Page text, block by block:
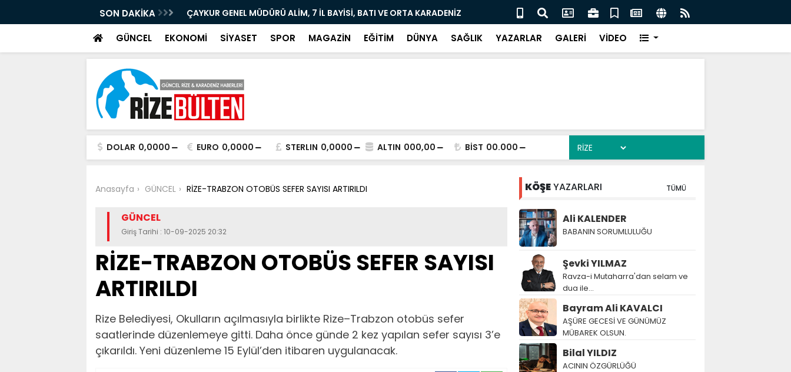
SON DAKİKA
ÇAYKUR GENEL MÜDÜRÜ ALİM, 7 İL BAYİSİ, BATI VE ORTA KARADENİZ
SAHA EKİBLERİYLE ORDU İLİNDE TOPLANDI
YENİDEN REFAH PARTİSİ RİZE İL BAŞKANLIĞI TEMMUZ AYI İL DİVAN
TOPLANTISINI GERÇEKLEŞTİRDİ
GÜNCEL EKONOMİ SİYASET SPOR MAGAZİN EĞİTİM DÜNYA SAĞLIK YAZARLAR GALERİ VİDEO
DOLAR 0,0000 EURO 0,0000 STERLIN 0,0000 ALTIN 000,00 BİST 00.000
Anasayfa GÜNCEL RİZE-TRABZON OTOBÜS SEFER SAYISI ARTIRILDI
GÜNCEL
Giriş Tarihi : 10-09-2025 20:32
RİZE-TRABZON OTOBÜS SEFER SAYISI
ARTIRILDI
Rize Belediyesi, Okulların açılmasıyla birlikte Rize–Trabzon otobüs sefer
saatlerinde düzenlemeye gitti. Daha önce günde 2 kez yapılan sefer sayısı 3’e
çıkarıldı. Yeni düzenleme 15 Eylül’den itibaren uygulanacak.
KÖŞEYAZARLARI TÜMÜ
Ali KALENDER
BABANIN SORUMLULUĞU
Şevki YILMAZ
Ravza-i Mutaharra'dan selam ve
dua ile...
Bayram Ali KAVALCI
AŞÜRE GECESİ VE GÜNÜMÜZ
MÜBAREK OLSUN.
Bilal YILDIZ
ACININ ÖZGÜRLÜĞÜ